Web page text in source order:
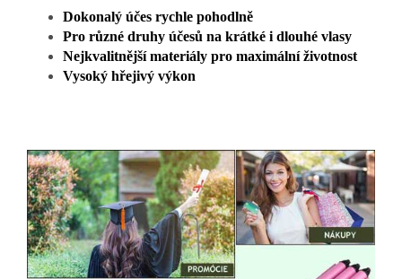
Dokonalý účes rychle pohodlně
Pro různé druhy účesů na krátké i dlouhé vlasy
Nejkvalitnější materiály pro maximální životnost
Vysoký hřejivý výkon